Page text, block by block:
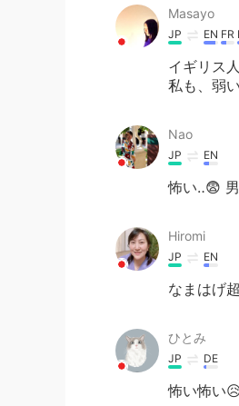
Masayo
JP EN FR
イギリス
私も、弱
Nao
JP EN
怖い‥😨
Hiromi
JP EN
なまはげ
ひとみ
JP DE
怖い怖い